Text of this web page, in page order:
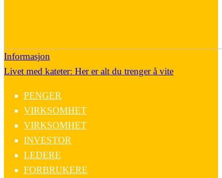
Informasjon
Livet med kateter: Her er alt du trenger å vite
PENGER
VIRKSOMHET
VIRKSOMHET
INVESTOR
LEDERE
FORBRUKERE